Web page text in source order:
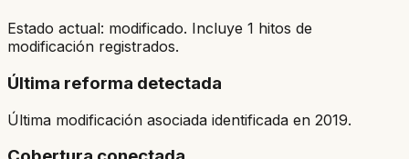
Estado actual: modificado. Incluye 1 hitos de
modificación registrados.
Última reforma detectada
Última modificación asociada identificada en 2019.